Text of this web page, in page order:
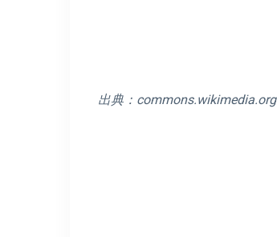
出典： commons.wikimedia.org